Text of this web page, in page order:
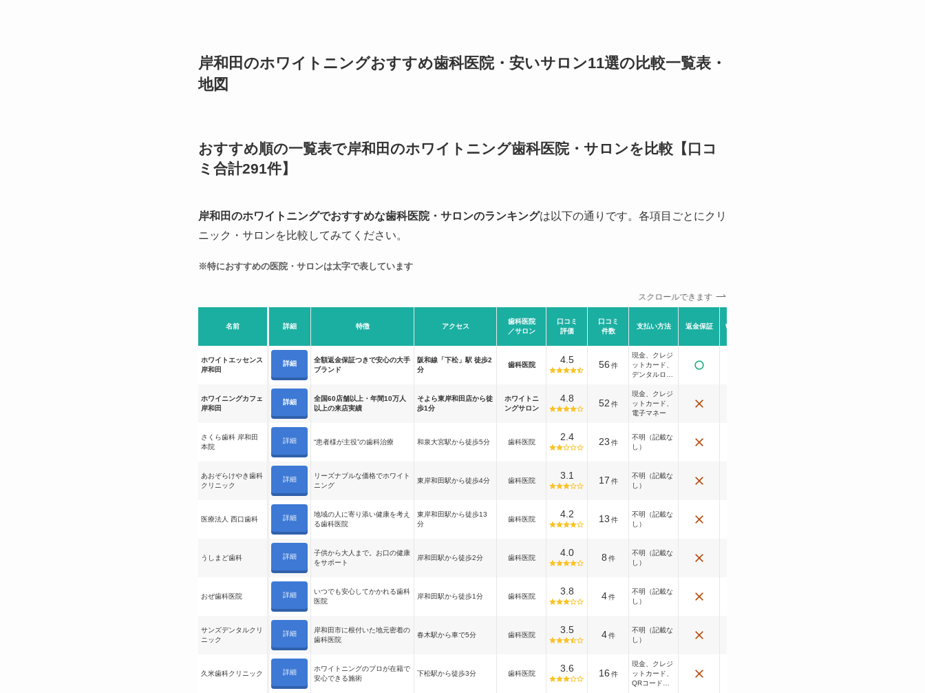
岸和田のホワイトニングおすすめ歯科医院・安いサロン11選の比較一覧表・
地図
おすすめ順の一覧表で岸和田のホワイトニング歯科医院・サロンを比較【口コ
ミ合計291件】
岸和田のホワイトニングでおすすめな歯科医院・サロンのランキングは以下の通りです。各項目ごとにクリ
ニック・サロンを比較してみてください。
※特におすすめの医院・サロンは太字で表しています
スクロールできます
名前 詳細 特徴 アクセス
歯科医院
／サロン
口コミ
評価
口コミ
件数
支払い方法 返金保証 WEB予約
ホワイトエッセンス
岸和田
詳細
全額返金保証つきで安心の大手
ブランド
阪和線「下松」駅 徒歩2
分
歯科医院 4.5 56 件
現金、クレジ
ットカード、
デンタルロー
ホワイニングカフェ
岸和田
詳細
全国60店舗以上・年間10万人
以上の来店実績
そよら東岸和田店から徒
歩1分
ホワイトニ
ングサロン
4.8 52 件
現金、クレジ
ットカード、
電子マネー
さくら歯科 岸和田
本院
詳細 “患者様が主役”の歯科治療 和泉大宮駅から徒歩5分 歯科医院 2.4 23 件
不明（記載な
し）
あおぞらけやき歯科
クリニック
詳細
リーズナブルな価格でホワイト
ニング
東岸和田駅から徒歩4分 歯科医院 3.1 17 件
不明（記載な
し）
医療法人 西口歯科 詳細
地域の人に寄り添い健康を考え
る歯科医院
東岸和田駅から徒歩13
分
歯科医院 4.2 13 件
不明（記載な
し）
うしまど歯科 詳細
子供から大人まで。お口の健康
をサポート
岸和田駅から徒歩2分 歯科医院 4.0 8 件
不明（記載な
し）
おぜ歯科医院 詳細
いつでも安心してかかれる歯科
医院
岸和田駅から徒歩1分 歯科医院 3.8 4 件
不明（記載な
し）
サンズデンタルクリ
ニック
詳細
岸和田市に根付いた地元密着の
歯科医院
春木駅から車で5分 歯科医院 3.5 4 件
不明（記載な
し）
久米歯科クリニック 詳細
ホワイトニングのプロが在籍で
安心できる施術
下松駅から徒歩3分 歯科医院 3.6 16 件
現金、クレジ
ットカード、
QRコード決